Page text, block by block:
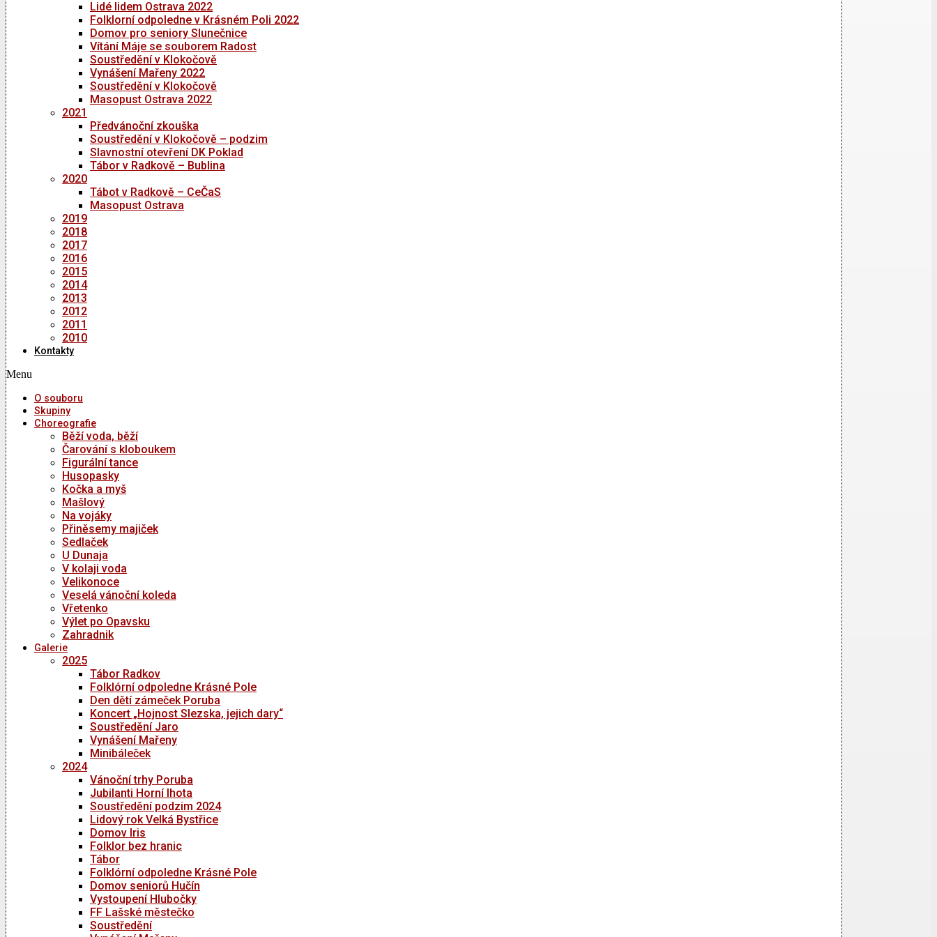
Lidé lidem Ostrava 2022
Folklorní odpoledne v Krásném Poli 2022
Domov pro seniory Slunečnice
Vítání Máje se souborem Radost
Soustředění v Klokočově
Vynášení Mařeny 2022
Soustředění v Klokočově
Masopust Ostrava 2022
2021
Předvánoční zkouška
Soustředění v Klokočově – podzim
Slavnostní otevření DK Poklad
Tábor v Radkově – Bublina
2020
Tábot v Radkově – CeČaS
Masopust Ostrava
2019
2018
2017
2016
2015
2014
2013
2012
2011
2010
Kontakty
Menu
O souboru
Skupiny
Choreografie
Běží voda, běží
Čarování s kloboukem
Figurální tance
Husopasky
Kočka a myš
Mašlový
Na vojáky
Přiněsemy majiček
Sedlaček
U Dunaja
V kolaji voda
Velikonoce
Veselá vánoční koleda
Vřetenko
Výlet po Opavsku
Zahradnik
Galerie
2025
Tábor Radkov
Folklórní odpoledne Krásné Pole
Den dětí zámeček Poruba
Koncert „Hojnost Slezska, jejich dary“
Soustředění Jaro
Vynášení Mařeny
Minibáleček
2024
Vánoční trhy Poruba
Jubilanti Horní lhota
Soustředění podzim 2024
Lidový rok Velká Bystřice
Domov Iris
Folklor bez hranic
Tábor
Folklórní odpoledne Krásné Pole
Domov seniorů Hučín
Vystoupení Hlubočky
FF Lašské městečko
Soustředění